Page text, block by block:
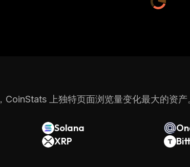
上独特页面浏览量变化最大的资产
Solana
XRP